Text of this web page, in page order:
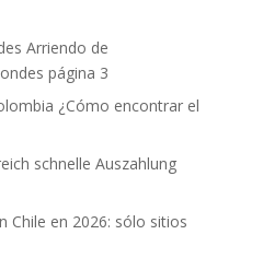
Arriendo de
página 3
¿Cómo encontrar el
schnelle Auszahlung
Chile en 2026: sólo sitios